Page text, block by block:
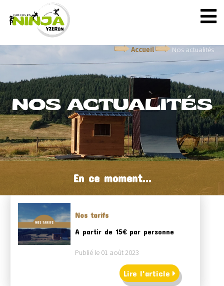
Accueil Nos actualités
NOS ACTUALITÉS
En ce moment...
Nos tarifs
A partir de 15€ par personne
Publié le 01 août 2023
Lire l'article